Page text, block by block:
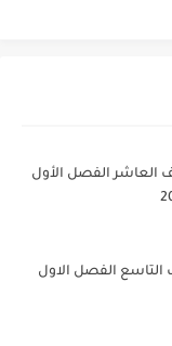
العاشر الفصل الأول
الفصل الاول